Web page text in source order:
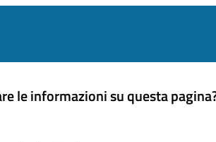
le informazioni su questa